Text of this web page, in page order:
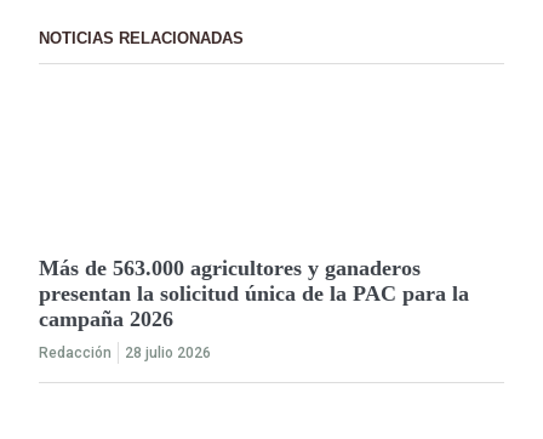
NOTICIAS RELACIONADAS
Más de 563.000 agricultores y ganaderos
presentan la solicitud única de la PAC para la
campaña 2026
Redacción 28 julio 2026